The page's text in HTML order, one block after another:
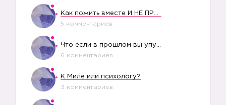
5 комментариев
6 комментариев
К Миле или психологу?
3 комментариев